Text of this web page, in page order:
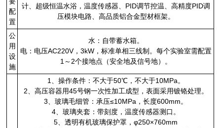
配
置
计、超级恒温水浴，温度传感器、PID调节控温、高精度PID调
压模块电路、高品质铝合金型材框架。
公
用
设
施
水：自带蓄水箱。
电：电压AC220V，3kW，标准单相三线制。每个实验室需配置
1～2个接地点（安全地及信号地）。
1、操作条件：不大于50℃，不大于10MPa。
2、高压容器用45号钢一次性加工成型，表面采用镀铬处理。
3、玻璃毛细管：承压≤10MPa，长度600mm。
4、玻璃夹套：带刻度，温度传感器测口。
5、透明有机玻璃保护罩，φ250×760mm